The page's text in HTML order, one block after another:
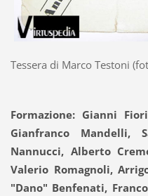
Tessera di Marco Testoni
Formazione: Gianni
Gianfranco Mandelli,
Nannucci, Alberto
Valerio Romagnoli,
"Dano" Benfenati,